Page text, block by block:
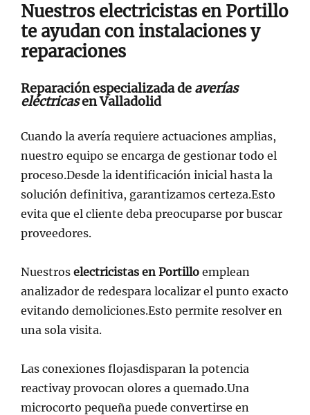
Nuestros electricistas en Portillo
te ayudan con instalaciones y
reparaciones
Reparación especializada de averías
eléctricasen Valladolid
Cuando la avería requiere actuaciones amplias,
nuestro equipo se encarga de gestionar todo el
proceso.Desde la identificación inicial hasta la
solución definitiva, garantizamos certeza.Esto
evita que el cliente deba preocuparse por buscar
proveedores.
Nuestros electricistas en Portillo emplean
analizador de redespara localizar el punto exacto
evitando demoliciones.Esto permite resolver en
una sola visita.
Las conexiones flojasdisparan la potencia
reactivay provocan olores a quemado.Una
microcorto pequeña puede convertirse en